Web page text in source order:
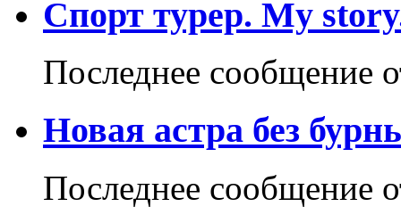
Спорт турер. My
Последнее сообщение
Новая астра без
Последнее сообщение